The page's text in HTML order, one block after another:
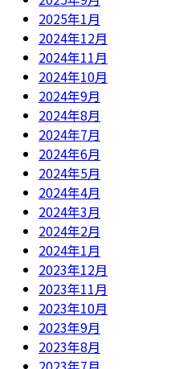
2025年1月
2024年12月
2024年11月
2024年10月
2024年9月
2024年8月
2024年7月
2024年6月
2024年5月
2024年4月
2024年3月
2024年2月
2024年1月
2023年12月
2023年11月
2023年10月
2023年9月
2023年8月